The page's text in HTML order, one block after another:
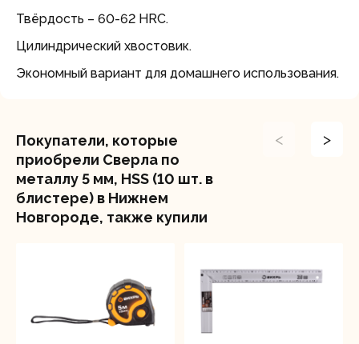
Твёрдость – 60-62 HRC.
Цилиндрический хвостовик.
Экономный вариант для домашнего использования.
Покупатели, которые
приобрели Сверла по
металлу 5 мм, HSS (10 шт. в
блистере) в Нижнем
Новгороде, также купили
< >